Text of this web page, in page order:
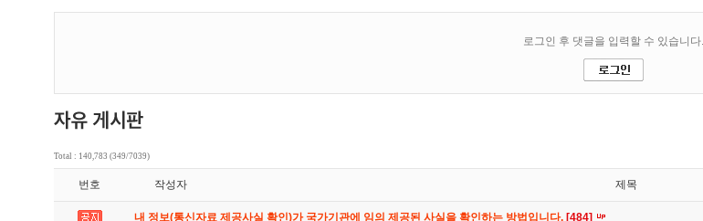
Total : 140,783 (349/7039)
번호 작성자 제목
내 정보(통신자료 제공사실 확인)가 국가기관에 임의 제공된 사실을 확인하는 방법입니다. [484]